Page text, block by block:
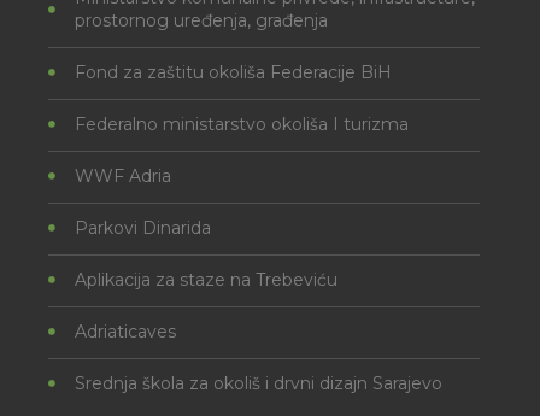
prostornog uređenja, građenja
Fond za zaštitu okoliša Federacije BiH
Federalno ministarstvo okoliša I turizma
WWF Adria
Parkovi Dinarida
Aplikacija za staze na Trebeviću
Adriaticaves
Srednja škola za okoliš i drvni dizajn Sarajevo